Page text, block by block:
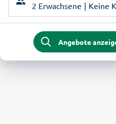
2 Erwachsene Keine
Angebote